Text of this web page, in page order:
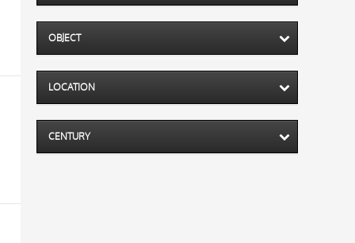
OBJECT
LOCATION
CENTURY